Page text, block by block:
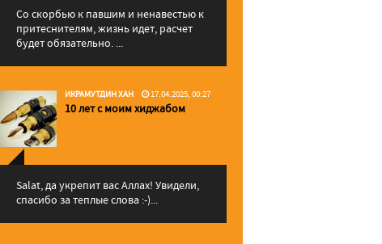
Со скорбью к павшим и ненавестью к
притеснителям, жизнь идет, расчет
будет обязательно. ...
ИКРАМУТДИН ХАН 17.04.2025, 00:27
10 лет с моим хиджабом
Salat, да укрепит вас Аллаx! Увидели,
спасибо за теплые слова :-)...